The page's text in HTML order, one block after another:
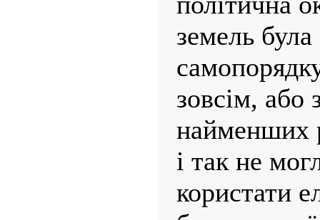
земель була
зовсім, або
найменших
і так не
користати